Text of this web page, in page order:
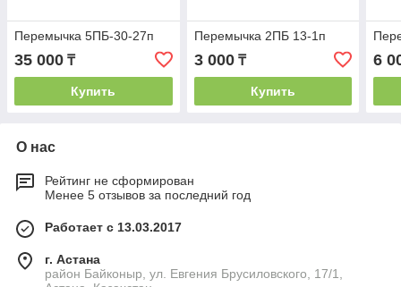
Перемычка 5ПБ-30-27п
35 000 ₸
Купить
Перемычка 2ПБ 13-1п
3 000₸
Купить
6
О нас
Рейтинг не сформирован
Менее 5 отзывов за последний год
Работает с 13.03.2017
г. Астана
район Байконыр, ул. Евгения Брусиловского, 17/1,